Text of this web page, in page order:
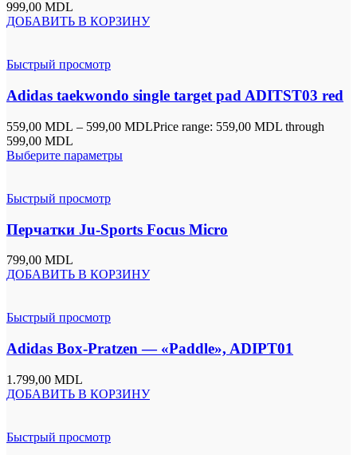
999,00 MDL
ДОБАВИТЬ В КОРЗИНУ
Быстрый просмотр
Adidas taekwondo single target pad ADITST03 red
559,00 MDL – 599,00 MDLPrice range: 559,00 MDL through
599,00 MDL
Выберите параметры
Быстрый просмотр
Перчатки Ju-Sports Focus Micro
799,00 MDL
ДОБАВИТЬ В КОРЗИНУ
Быстрый просмотр
Adidas Box-Pratzen — «Paddle», ADIPT01
1.799,00 MDL
ДОБАВИТЬ В КОРЗИНУ
Быстрый просмотр